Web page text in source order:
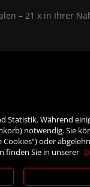
– 21 x in Ihrer
Statistik. Während
notwendig. Sie
oder
finden Sie in unserer